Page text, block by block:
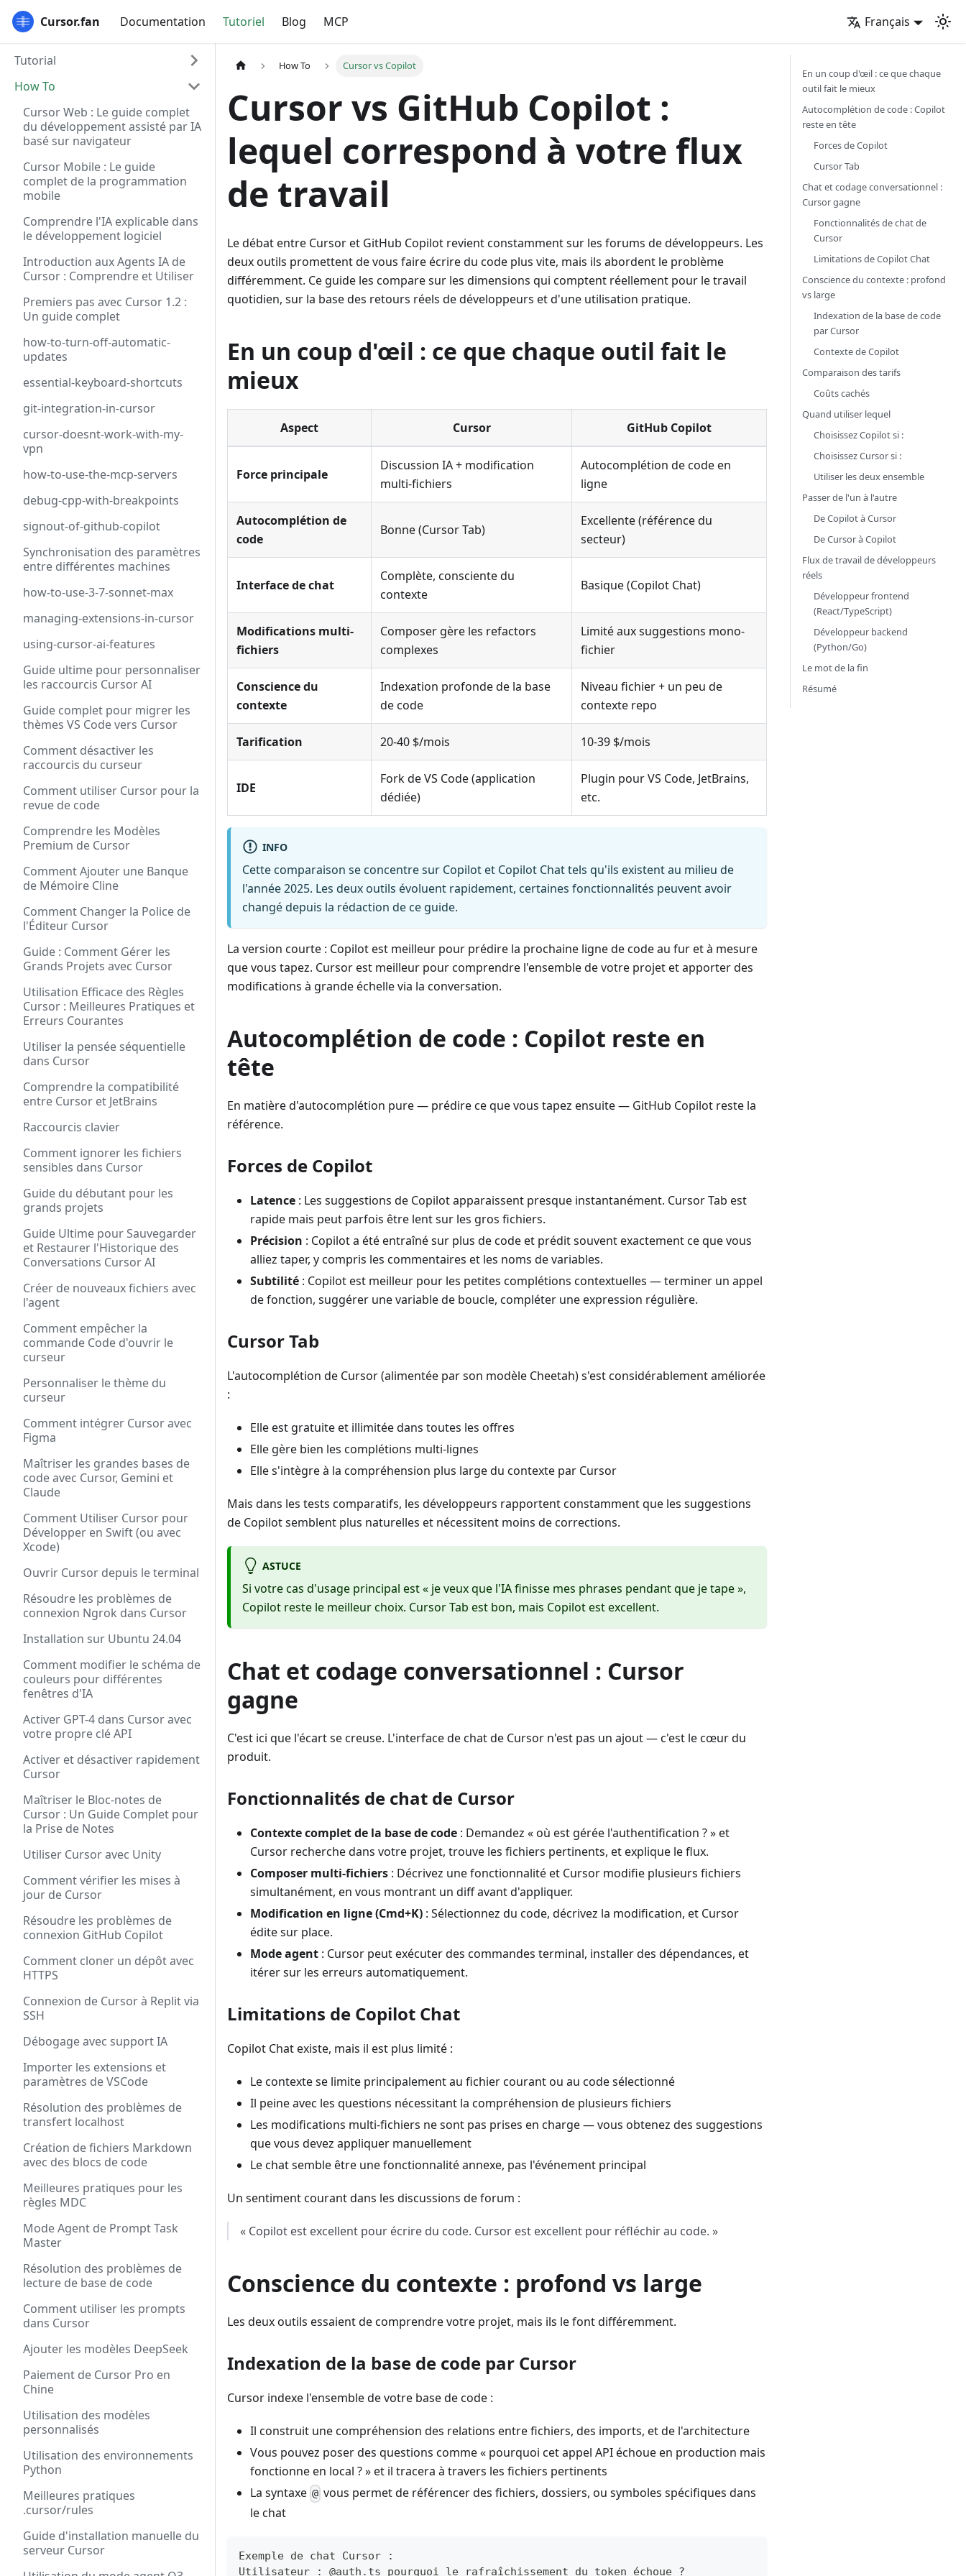
Cursor.fan Documentation Tutoriel Blog MCP Français
Tutorial
How To
Cursor Web : Le guide complet
du développement assisté par IA
basé sur navigateur
Cursor Mobile : Le guide
complet de la programmation
mobile
Comprendre l'IA explicable dans
le développement logiciel
Introduction aux Agents IA de
Cursor : Comprendre et Utiliser
Premiers pas avec Cursor 1.2 :
Un guide complet
how-to-turn-off-automatic-
updates
essential-keyboard-shortcuts
git-integration-in-cursor
cursor-doesnt-work-with-my-
vpn
how-to-use-the-mcp-servers
debug-cpp-with-breakpoints
signout-of-github-copilot
Synchronisation des paramètres
entre différentes machines
how-to-use-3-7-sonnet-max
managing-extensions-in-cursor
using-cursor-ai-features
Guide ultime pour personnaliser
les raccourcis Cursor AI
Guide complet pour migrer les
thèmes VS Code vers Cursor
Comment désactiver les
raccourcis du curseur
Comment utiliser Cursor pour la
revue de code
Comprendre les Modèles
Premium de Cursor
Comment Ajouter une Banque
de Mémoire Cline
Comment Changer la Police de
l'Éditeur Cursor
Guide : Comment Gérer les
Grands Projets avec Cursor
Utilisation Efficace des Règles
Cursor : Meilleures Pratiques et
Erreurs Courantes
Utiliser la pensée séquentielle
dans Cursor
Comprendre la compatibilité
entre Cursor et JetBrains
Raccourcis clavier
Comment ignorer les fichiers
sensibles dans Cursor
Guide du débutant pour les
grands projets
Guide Ultime pour Sauvegarder
et Restaurer l'Historique des
Conversations Cursor AI
Créer de nouveaux fichiers avec
l'agent
Comment empêcher la
commande Code d'ouvrir le
curseur
Personnaliser le thème du
curseur
Comment intégrer Cursor avec
Figma
Maîtriser les grandes bases de
code avec Cursor, Gemini et
Claude
Comment Utiliser Cursor pour
Développer en Swift (ou avec
Xcode)
Ouvrir Cursor depuis le terminal
Résoudre les problèmes de
connexion Ngrok dans Cursor
Installation sur Ubuntu 24.04
Comment modifier le schéma de
couleurs pour différentes
fenêtres d'IA
Activer GPT-4 dans Cursor avec
votre propre clé API
Activer et désactiver rapidement
Cursor
Maîtriser le Bloc-notes de
Cursor : Un Guide Complet pour
la Prise de Notes
Utiliser Cursor avec Unity
Comment vérifier les mises à
jour de Cursor
Résoudre les problèmes de
connexion GitHub Copilot
Comment cloner un dépôt avec
HTTPS
Connexion de Cursor à Replit via
SSH
Débogage avec support IA
Importer les extensions et
paramètres de VSCode
Résolution des problèmes de
transfert localhost
Création de fichiers Markdown
avec des blocs de code
Meilleures pratiques pour les
règles MDC
Mode Agent de Prompt Task
Master
Résolution des problèmes de
lecture de base de code
Comment utiliser les prompts
dans Cursor
Ajouter les modèles DeepSeek
Paiement de Cursor Pro en
Chine
Utilisation des modèles
personnalisés
Utilisation des environnements
Python
Meilleures pratiques
.cursor/rules
Guide d'installation manuelle du
serveur Cursor
How To Cursor vs Copilot
Cursor vs GitHub Copilot :
lequel correspond à votre flux
de travail
Le débat entre Cursor et GitHub Copilot revient constamment sur les forums de développeurs. Les
deux outils promettent de vous faire écrire du code plus vite, mais ils abordent le problème
différemment. Ce guide les compare sur les dimensions qui comptent réellement pour le travail
quotidien, sur la base des retours réels de développeurs et d'une utilisation pratique.
En un coup d'œil : ce que chaque outil fait le
mieux
Aspect Cursor GitHub Copilot
Force principale
Discussion IA + modification
multi-fichiers
Autocomplétion de code en
ligne
Autocomplétion de
code
Bonne (Cursor Tab)
Excellente (référence du
secteur)
Interface de chat
Complète, consciente du
contexte
Basique (Copilot Chat)
Modifications multi-
fichiers
Composer gère les refactors
complexes
Limité aux suggestions mono-
fichier
Conscience du
contexte
Indexation profonde de la base
de code
Niveau fichier + un peu de
contexte repo
Tarification 20-40 $/mois 10-39 $/mois
IDE
Fork de VS Code (application
dédiée)
Plugin pour VS Code, JetBrains,
etc.
INFO
Cette comparaison se concentre sur Copilot et Copilot Chat tels qu'ils existent au milieu de
l'année 2025. Les deux outils évoluent rapidement, certaines fonctionnalités peuvent avoir
changé depuis la rédaction de ce guide.
La version courte : Copilot est meilleur pour prédire la prochaine ligne de code au fur et à mesure
que vous tapez. Cursor est meilleur pour comprendre l'ensemble de votre projet et apporter des
modifications à grande échelle via la conversation.
Autocomplétion de code : Copilot reste en
tête
En matière d'autocomplétion pure — prédire ce que vous tapez ensuite — GitHub Copilot reste la
référence.
Forces de Copilot
Latence : Les suggestions de Copilot apparaissent presque instantanément. Cursor Tab est
rapide mais peut parfois être lent sur les gros fichiers.
Précision : Copilot a été entraîné sur plus de code et prédit souvent exactement ce que vous
alliez taper, y compris les commentaires et les noms de variables.
Subtilité : Copilot est meilleur pour les petites complétions contextuelles — terminer un appel
de fonction, suggérer une variable de boucle, compléter une expression régulière.
Cursor Tab
L'autocomplétion de Cursor (alimentée par son modèle Cheetah) s'est considérablement améliorée
:
Elle est gratuite et illimitée dans toutes les offres
Elle gère bien les complétions multi-lignes
Elle s'intègre à la compréhension plus large du contexte par Cursor
Mais dans les tests comparatifs, les développeurs rapportent constamment que les suggestions
de Copilot semblent plus naturelles et nécessitent moins de corrections.
ASTUCE
Si votre cas d'usage principal est « je veux que l'IA finisse mes phrases pendant que je tape »,
Copilot reste le meilleur choix. Cursor Tab est bon, mais Copilot est excellent.
Chat et codage conversationnel : Cursor
gagne
C'est ici que l'écart se creuse. L'interface de chat de Cursor n'est pas un ajout — c'est le cœur du
produit.
Fonctionnalités de chat de Cursor
Contexte complet de la base de code : Demandez « où est gérée l'authentification ? » et
Cursor recherche dans votre projet, trouve les fichiers pertinents, et explique le flux.
Composer multi-fichiers : Décrivez une fonctionnalité et Cursor modifie plusieurs fichiers
simultanément, en vous montrant un diff avant d'appliquer.
Modification en ligne (Cmd+K) : Sélectionnez du code, décrivez la modification, et Cursor
édite sur place.
Mode agent : Cursor peut exécuter des commandes terminal, installer des dépendances, et
itérer sur les erreurs automatiquement.
Limitations de Copilot Chat
Copilot Chat existe, mais il est plus limité :
Le contexte se limite principalement au fichier courant ou au code sélectionné
Il peine avec les questions nécessitant la compréhension de plusieurs fichiers
Les modifications multi-fichiers ne sont pas prises en charge — vous obtenez des suggestions
que vous devez appliquer manuellement
Le chat semble être une fonctionnalité annexe, pas l'événement principal
Un sentiment courant dans les discussions de forum :
« Copilot est excellent pour écrire du code. Cursor est excellent pour réfléchir au code. »
Conscience du contexte : profond vs large
Les deux outils essaient de comprendre votre projet, mais ils le font différemment.
Indexation de la base de code par Cursor
Cursor indexe l'ensemble de votre base de code :
Il construit une compréhension des relations entre fichiers, des imports, et de l'architecture
Vous pouvez poser des questions comme « pourquoi cet appel API échoue en production mais
fonctionne en local ? » et il tracera à travers les fichiers pertinents
La syntaxe @ vous permet de référencer des fichiers, dossiers, ou symboles spécifiques dans
le chat
Exemple de chat Cursor :
Utilisateur : @auth.ts pourquoi le rafraîchissement du token échoue ?
En un coup d'œil : ce que chaque
outil fait le mieux
Autocomplétion de code : Copilot
reste en tête
Forces de Copilot
Cursor Tab
Chat et codage conversationnel :
Cursor gagne
Fonctionnalités de chat de
Cursor
Limitations de Copilot Chat
Conscience du contexte : profond
vs large
Indexation de la base de code
par Cursor
Contexte de Copilot
Comparaison des tarifs
Coûts cachés
Quand utiliser lequel
Choisissez Copilot si :
Choisissez Cursor si :
Utiliser les deux ensemble
Passer de l'un à l'autre
De Copilot à Cursor
De Cursor à Copilot
Flux de travail de développeurs
réels
Développeur frontend
(React/TypeScript)
Développeur backend
(Python/Go)
Le mot de la fin
Résumé